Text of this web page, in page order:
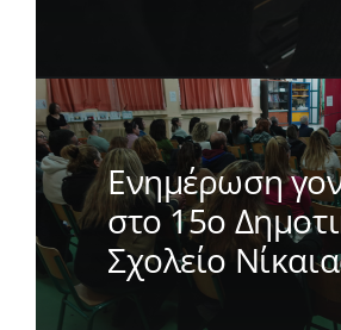
Ενημέρωση
στο 15ο
Σχολείο